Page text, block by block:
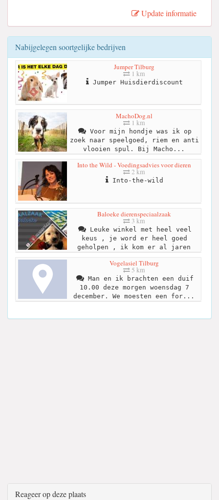
Update informatie
Nabijgelegen soortgelijke bedrijven
Jumper Tilburg
1 km
Jumper Huisdierdiscount
MachoDog.nl
1 km
Voor mijn hondje was ik op
zoek naar speelgoed, riem en anti
vlooien spul. Bij Macho...
Into the Wild - Voedingsadvies voor dieren
2 km
Into-the-wild
Baloeke dierenspeciaalzaak
3 km
Leuke winkel met heel veel
keus , je word er heel goed
geholpen , ik kom er al jaren
Vogelasiel Tilburg
5 km
Man en ik brachten een duif
10.00 deze morgen woensdag 7
december. We moesten een for...
Reageer op deze plaats